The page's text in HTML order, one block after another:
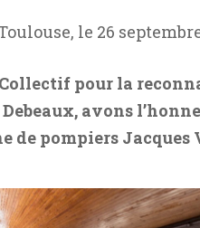
le 26
pour la
avons
de pompiers